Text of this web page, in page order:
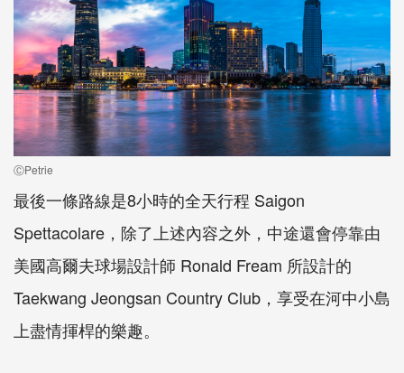
ⒸPetrie
最後一條路線是8小時的全天行程 Saigon
Spettacolare，除了上述內容之外，中途還會停靠由
美國高爾夫球場設計師 Ronald Fream 所設計的
Taekwang Jeongsan Country Club，享受在河中小島
上盡情揮桿的樂趣。